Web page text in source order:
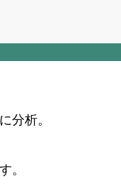
分析。
。